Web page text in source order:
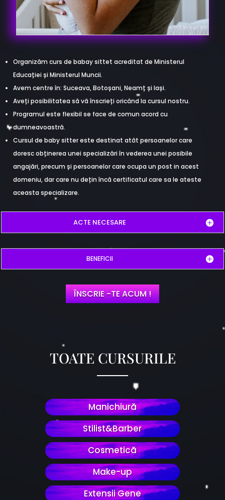
Organizăm curs de babay sittet acreditat de Ministerul
Educației și Ministerul Muncii.
Avem centre în: Suceava, Botoșani, Neamț și Iași.
Aveți posibilitatea să vă înscrieți oricând la cursul nostru.
Programul este flexibil se face de comun acord cu
dumneavoastră.
Cursul de baby sitter este destinat atât persoanelor care
doresc obținerea unei specializări în vederea unei posibile
angajări, precum și persoanelor care ocupa un post in acest
domeniu, dar care nu dețin încă certificatul care sa le ateste
aceasta specializare.
ACTE NECESARE
BENEFICII
ÎNSCRIE -TE ACUM !
TOATE CURSURILE
Manichiură
Stilist&Barber
Cosmetică
Make-up
Extensii Gene